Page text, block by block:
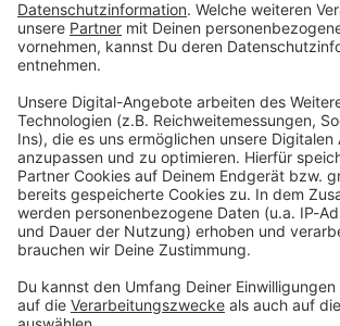
Du möchtest uns etwas
Kontaktformular
Sprachnachricht
© dpa-infocom,